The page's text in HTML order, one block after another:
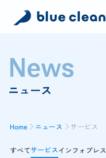
サービス
バイオリカバリー
施工実績
お問い合わせ
資料ダウンロード
News
ニュース
Home ニュース サービス
すべてサービスインフォ プレス